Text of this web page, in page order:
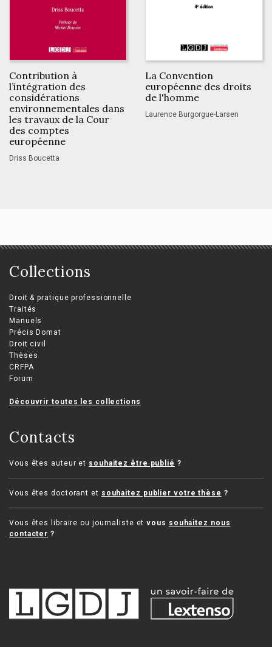
Contribution à
l’intégration des
considérations
environnementales dans
les travaux de la Cour
des comptes
européenne
Driss Boucetta
La Convention
européenne des droits
de l'homme
Laurence Burgorgue-Larsen
Collections
Droit & pratique professionnelle
Traités
Manuels
Précis Domat
Droit civil
Thèses
CRFPA
Forum
Découvrir toutes les collections
Contacts
Vous êtes auteur et souhaitez être publié ?
Vous êtes doctorant et souhaitez publier votre thèse ?
Vous êtes libraire ou journaliste etvous souhaitez nous
contacter ?